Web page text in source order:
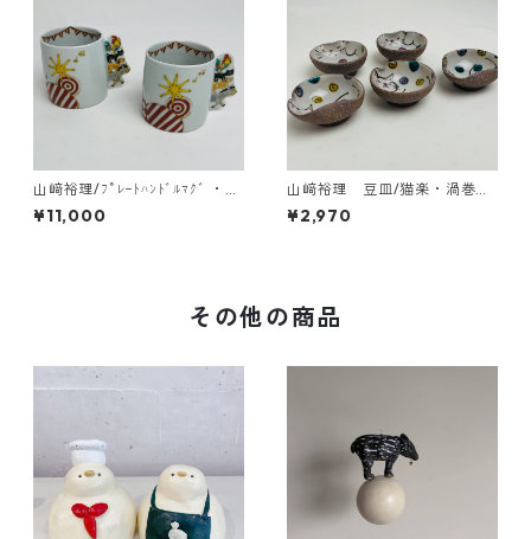
山﨑裕理/ﾌﾟﾚｰﾄﾊﾝﾄﾞﾙﾏｸﾞ ・ﾌﾞ
ﾚｰﾒﾝの音楽隊
¥11,000
山﨑裕理 豆皿/猫楽・渦巻き
ドット柄
¥2,970
その他の商品